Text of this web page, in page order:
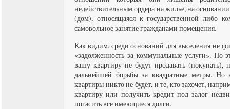
недействительным ордера на жилье, на
(дом), относящаяся к государственной либо
самовольное занятие гражданами помещения.
Как видим, среди оснований для выселения не
«задолженность за коммунальные услуги». Но
вашу квартиру не будут продавать (покупать),
дальнейшей борьбы за квадратные метры. Но
квартиры никто не будет, и те, кто захочет,
квартиру или получить кредит под залог
погасить все имеющиеся долги.